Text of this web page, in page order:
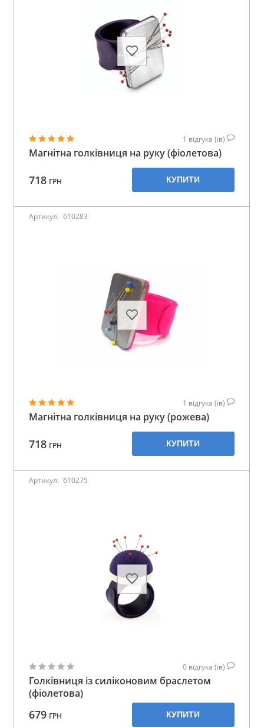
1 відгука (ів)
Магнітна голківниця на руку (фіолетова)
718 ГРН КУПИТИ
Артикул: 610283
1 відгука (ів)
Магнітна голківниця на руку (рожева)
718 ГРН КУПИТИ
Артикул: 610275
0 відгука (ів)
Голківниця із силіконовим браслетом
(фіолетова)
679 ГРН КУПИТИ